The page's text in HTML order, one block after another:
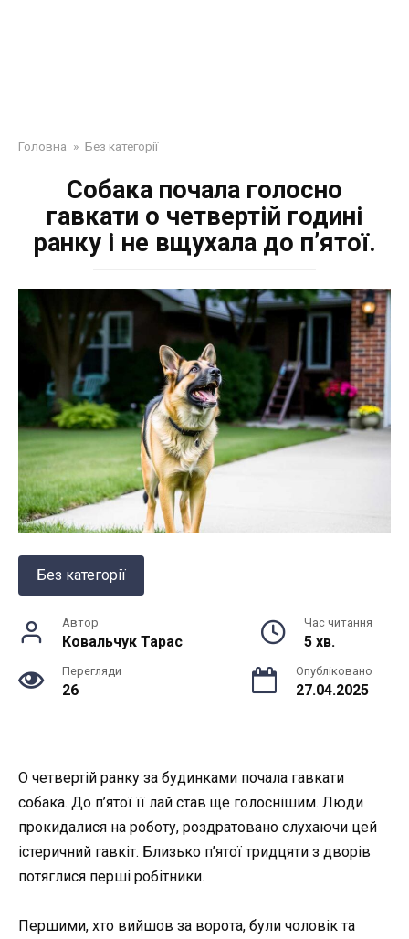
Головна » Без категорії
Собака почала голосно
гавкати о четвертій годині
ранку і не вщухала до п’ятої.
Без категорії
Автор
Ковальчук Тарас
Час читання
5 хв.
Перегляди
26
Опубліковано
27.04.2025
О четвертій ранку за будинками почала гавкати
собака. До п’ятої її лай став ще голоснішим. Люди
прокидалися на роботу, роздратовано слухаючи цей
істеричний гавкіт. Близько п’ятої тридцяти з дворів
потяглися перші робітники.
Першими, хто вийшов за ворота, були чоловік та